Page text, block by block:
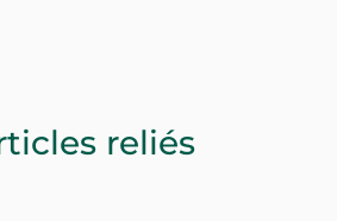
reliés